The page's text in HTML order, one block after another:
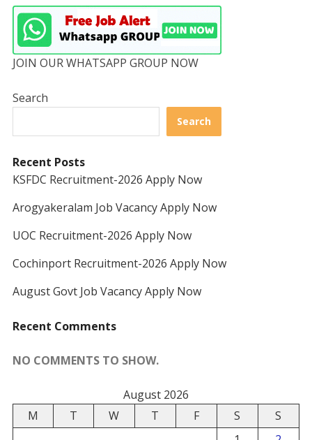
JOIN OUR WHATSAPP GROUP NOW
Search
Search
Recent Posts
KSFDC Recruitment-2026 Apply Now
Arogyakeralam Job Vacancy Apply Now
UOC Recruitment-2026 Apply Now
Cochinport Recruitment-2026 Apply Now
August Govt Job Vacancy Apply Now
Recent Comments
NO COMMENTS TO SHOW.
August 2026
M
T W T F S
S